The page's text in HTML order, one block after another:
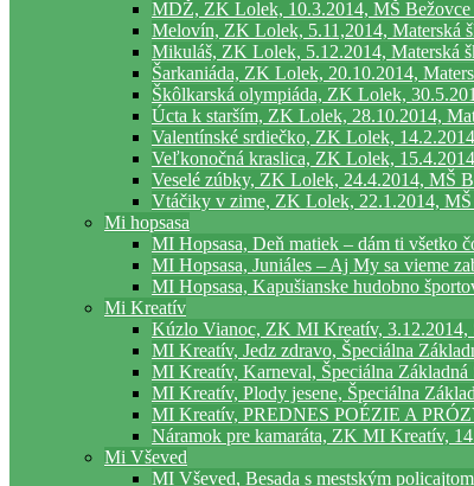
MDŽ, ZK Lolek, 10.3.2014, MŠ
Melovín, ZK Lolek, 5.11,2014, Materská
Mikuláš, ZK Lolek, 5.12.2014, Materská
Šarkaniáda, ZK Lolek, 20.10.2014,
Škôlkarská olympiáda, ZK Lolek,
Úcta k starším, ZK Lolek, 28.10.2014,
Valentínské srdiečko, ZK Lolek,
Veľkonočná kraslica, ZK Lolek,
Veselé zúbky, ZK Lolek, 24.4.2014, MŠ
Vtáčiky v zime, ZK Lolek, 22.1.2014, MŠ
Mi hopsasa
MI Hopsasa, Deň matiek – dám ti všetko
MI Hopsasa, Juniáles – Aj My sa vieme
MI Hopsasa, Kapušianske hudobno
Mi Kreatív
Kúzlo Vianoc, ZK MI Kreatív, 3.12.2014,
MI Kreatív, Jedz zdravo, Špeciálna
MI Kreatív, Karneval, Špeciálna
MI Kreatív, Plody jesene, Špeciálna
MI Kreatív, PREDNES POÉZIE A
Náramok pre kamaráta, ZK MI Kreatív,
Mi Vševed
MI Vševed, Besada s mestským